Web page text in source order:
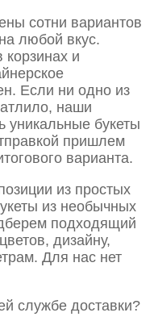
сотни вариантов
любой вкус.
и
Если ни одно из
наши
уникальные букеты
пришлем
варианта.
из простых
из необычных
подходящий
дизайну,
Для нас нет
службе доставки?